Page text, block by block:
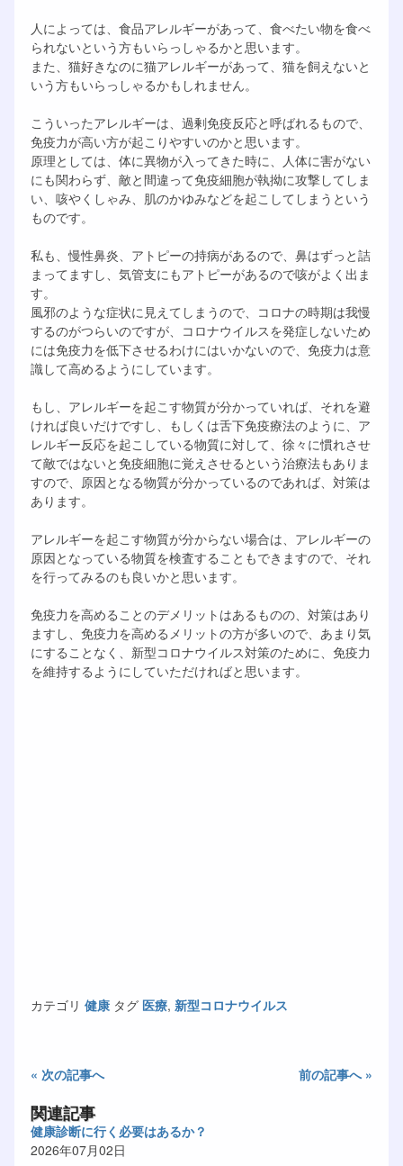
人によっては、食品アレルギーがあって、食べたい物を食べ
られないという方もいらっしゃるかと思います。
また、猫好きなのに猫アレルギーがあって、猫を飼えないと
いう方もいらっしゃるかもしれません。
こういったアレルギーは、過剰免疫反応と呼ばれるもので、
免疫力が高い方が起こりやすいのかと思います。
原理としては、体に異物が入ってきた時に、人体に害がない
にも関わらず、敵と間違って免疫細胞が執拗に攻撃してしま
い、咳やくしゃみ、肌のかゆみなどを起こしてしまうという
ものです。
私も、慢性鼻炎、アトピーの持病があるので、鼻はずっと詰
まってますし、気管支にもアトピーがあるので咳がよく出ま
す。
風邪のような症状に見えてしまうので、コロナの時期は我慢
するのがつらいのですが、コロナウイルスを発症しないため
には免疫力を低下させるわけにはいかないので、免疫力は意
識して高めるようにしています。
もし、アレルギーを起こす物質が分かっていれば、それを避
ければ良いだけですし、もしくは舌下免疫療法のように、ア
レルギー反応を起こしている物質に対して、徐々に慣れさせ
て敵ではないと免疫細胞に覚えさせるという治療法もありま
すので、原因となる物質が分かっているのであれば、対策は
あります。
アレルギーを起こす物質が分からない場合は、アレルギーの
原因となっている物質を検査することもできますので、それ
を行ってみるのも良いかと思います。
免疫力を高めることのデメリットはあるものの、対策はあり
ますし、免疫力を高めるメリットの方が多いので、あまり気
にすることなく、新型コロナウイルス対策のために、免疫力
を維持するようにしていただければと思います。
カテゴリ 健康 タグ 医療, 新型コロナウイルス
« 次の記事へ 前の記事へ »
関連記事
健康診断に行く必要はあるか？
2026年07月02日